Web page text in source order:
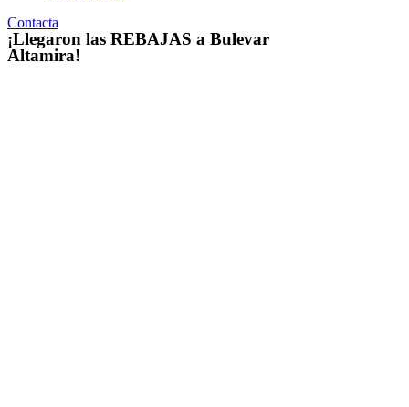
Contacta
¡Llegaron las REBAJAS a Bulevar
Altamira!